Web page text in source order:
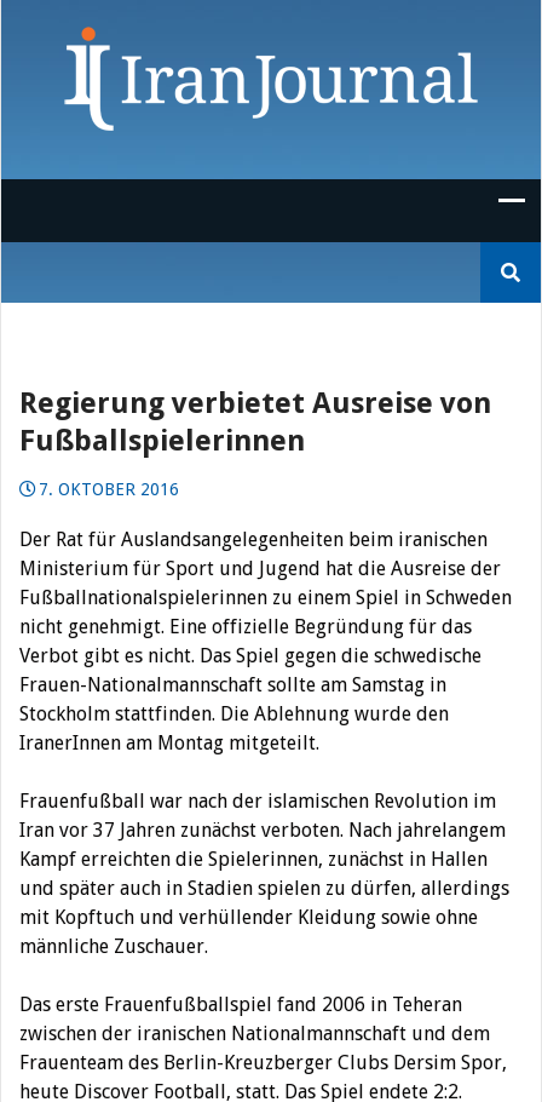
nach:
Regierung verbietet Ausreise von
Fußballspielerinnen
7. OKTOBER 2016
Der Rat für Auslandsangelegenheiten beim iranischen
Ministerium für Sport und Jugend hat die Ausreise der
Fußballnationalspielerinnen zu einem Spiel in Schweden
nicht genehmigt. Eine offizielle Begründung für das
Verbot gibt es nicht. Das Spiel gegen die schwedische
Frauen-Nationalmannschaft sollte am Samstag in
Stockholm stattfinden. Die Ablehnung wurde den
IranerInnen am Montag mitgeteilt.
Frauenfußball war nach der islamischen Revolution im
Iran vor 37 Jahren zunächst verboten. Nach jahrelangem
Kampf erreichten die Spielerinnen, zunächst in Hallen
und später auch in Stadien spielen zu dürfen, allerdings
mit Kopftuch und verhüllender Kleidung sowie ohne
männliche Zuschauer.
Das erste Frauenfußballspiel fand 2006 in Teheran
zwischen der iranischen Nationalmannschaft und dem
Frauenteam des Berlin-Kreuzberger Clubs Dersim Spor,
heute Discover Football, statt. Das Spiel endete 2:2.